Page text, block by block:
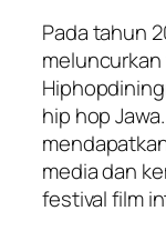
Pada tahun
hip hop
media dan
festival film